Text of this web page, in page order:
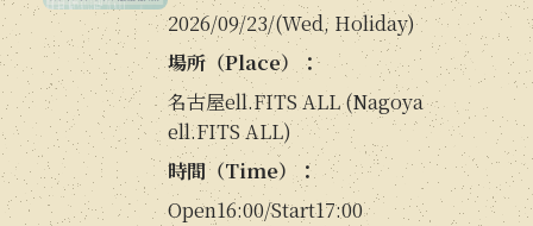
2026/09/23/(Wed, Holiday)
場所（Place）：
名古屋ell.FITS ALL (Nagoya
ell.FITS ALL)
時間（Time）：
Open16:00/Start17:00